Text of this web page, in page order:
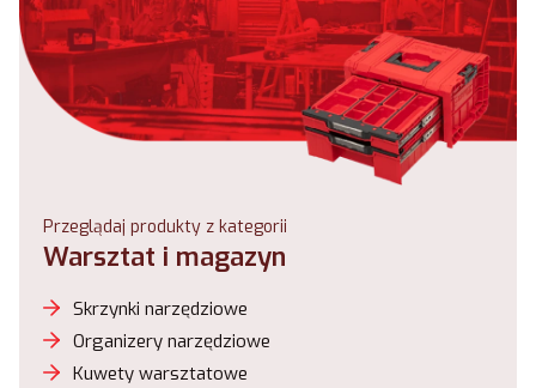
Przeglądaj produkty z kategorii
Warsztat i magazyn
Skrzynki narzędziowe
Organizery narzędziowe
Kuwety warsztatowe